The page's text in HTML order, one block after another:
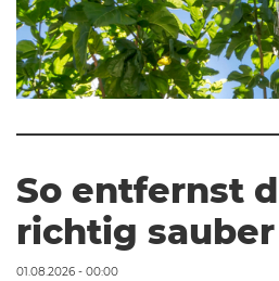
So entfernst
richtig sauber
01.08.2026 - 00:00